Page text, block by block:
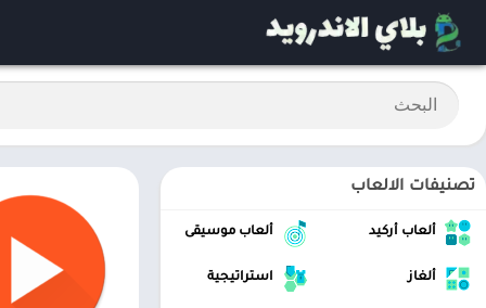
تصنيفات الالعاب
ألعاب أركيد ألعاب موسيقى
ألغاز استراتيجية